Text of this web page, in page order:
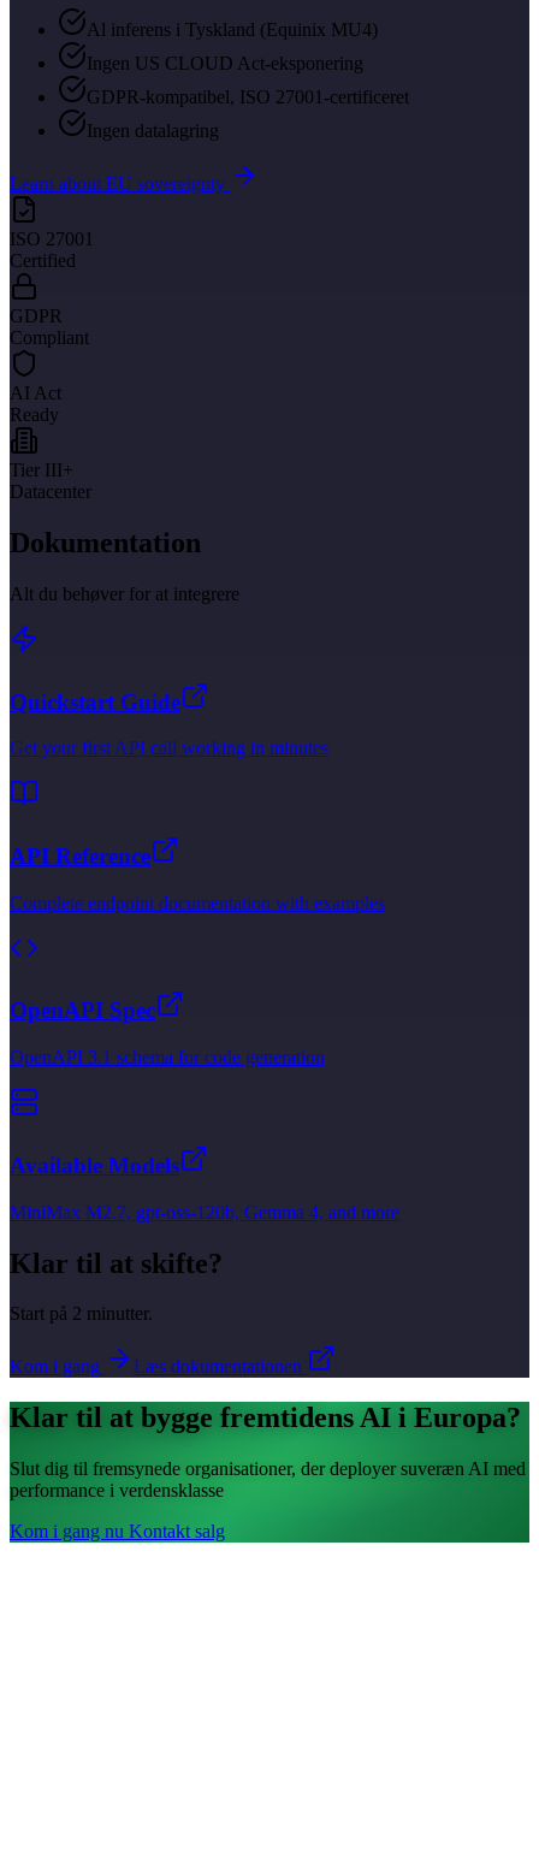
Al inferens i Tyskland (Equinix MU4)
Ingen US CLOUD Act-eksponering
GDPR-kompatibel, ISO 27001-certificeret
Ingen datalagring
Learn about EU sovereignty
ISO 27001
Certified
GDPR
Compliant
AI Act
Ready
Tier III+
Datacenter
Dokumentation
Alt du behøver for at integrere
Quickstart Guide
Get your first API call working in minutes
API Reference
Complete endpoint documentation with examples
OpenAPI Spec
OpenAPI 3.1 schema for code generation
Available Models
MiniMax M2.7, gpt-oss-120b, Gemma 4, and more
Klar til at skifte?
Start på 2 minutter.
Kom i gang Læs dokumentationen
Klar til at bygge fremtidens AI i Europa?
Slut dig til fremsynede organisationer, der deployer suveræn AI med
performance i verdensklasse
Kom i gang nu Kontakt salg